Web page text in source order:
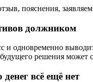
пояснения, заявляем
должником
и одновременно
решения может
всё ещё нет